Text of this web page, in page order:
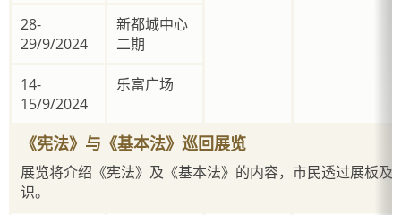
28-
29/9/2024
新都城中心
二期
14-
15/9/2024
乐富广场
《宪法》与《基本法》巡回展览
展览将介绍《宪法》及《基本法》的内容，市民透过展板及
识。